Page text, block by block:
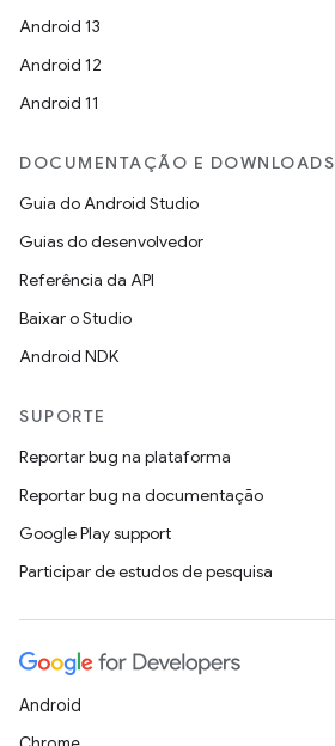
Android 13
Android 12
Android 11
DOCUMENTAÇÃO E DOWNLOADS
Guia do Android Studio
Guias do desenvolvedor
Referência da API
Baixar o Studio
Android NDK
SUPORTE
Reportar bug na plataforma
Reportar bug na documentação
Google Play support
Participar de estudos de pesquisa
Android